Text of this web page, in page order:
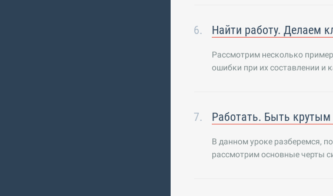
Найти работу. Делаем
Рассмотрим несколько
ошибки при их составлении и
Работать. Быть крутым
В данном уроке разберемся,
рассмотрим основные черты